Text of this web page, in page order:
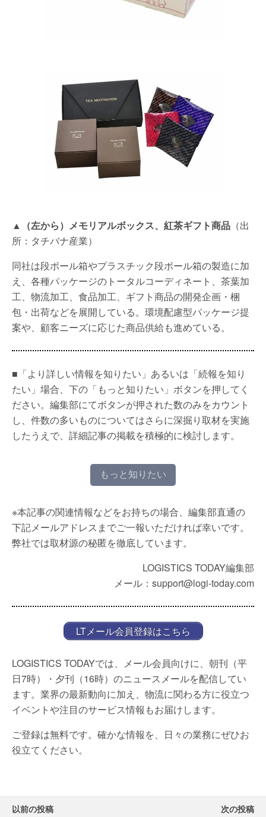
▲（左から）メモリアルボックス、紅茶ギフト商品 （出
所：タチバナ産業）
同社は段ボール箱やプラスチック段ボール箱の製造に加
え、各種パッケージのトータルコーディネート、茶葉加
工、物流加工、食品加工、ギフト商品の開発企画・梱
包・出荷などを展開している。環境配慮型パッケージ提
案や、顧客ニーズに応じた商品供給も進めている。
■「より詳しい情報を知りたい」あるいは「続報を知り
たい」場合、下の「もっと知りたい」ボタンを押してく
ださい。編集部にてボタンが押された数のみをカウント
し、件数の多いものについてはさらに深掘り取材を実施
したうえで、詳細記事の掲載を積極的に検討します。
もっと知りたい
※本記事の関連情報などをお持ちの場合、編集部直通の
下記メールアドレスまでご一報いただければ幸いです。
弊社では取材源の秘匿を徹底しています。
LOGISTICS TODAY編集部
メール：support@logi-today.com
LTメール会員登録はこちら
LOGISTICS TODAYでは、メール会員向けに、朝刊（平
日7時）・夕刊（16時）のニュースメールを配信してい
ます。業界の最新動向に加え、物流に関わる方に役立つ
イベントや注目のサービス情報もお届けします。
ご登録は無料です。確かな情報を、日々の業務にぜひお
役立てください。
以前の投稿 次の投稿